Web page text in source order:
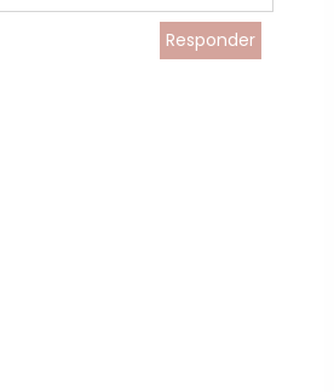
Responder